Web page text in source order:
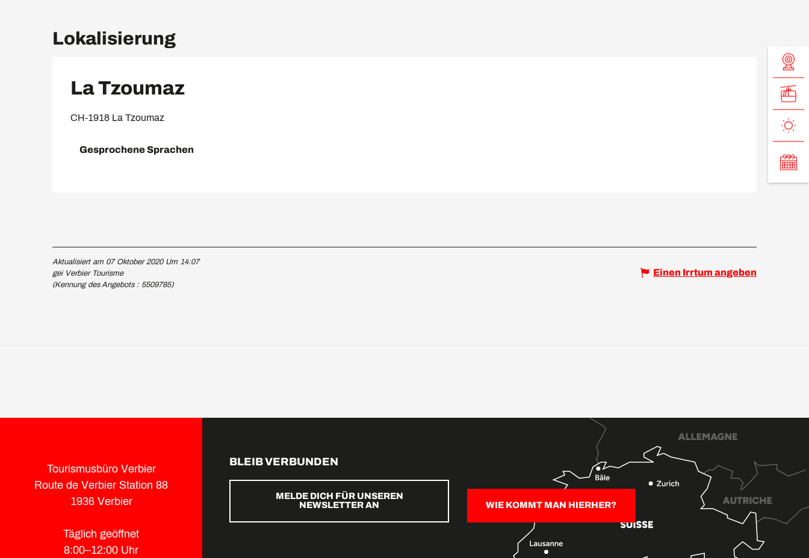
Lokalisierung
La Tzoumaz
CH-1918 La Tzoumaz
Gesprochene Sprachen
Gesprochene Sprachen
Aktualisiert am 07 Oktober 2020 Um 14:07
gei Verbier Tourisme
(Kennung des Angebots : 5509785)
Einen Irrtum angeben
Tourismusbüro Verbier
Route de Verbier Station 88
1936 Verbier
Täglich geöffnet
8:00–12:00 Uhr
BLEIB VERBUNDEN
MELDE DICH FÜR UNSEREN
NEWSLETTER AN
WIE KOMMT MAN HIERHER?